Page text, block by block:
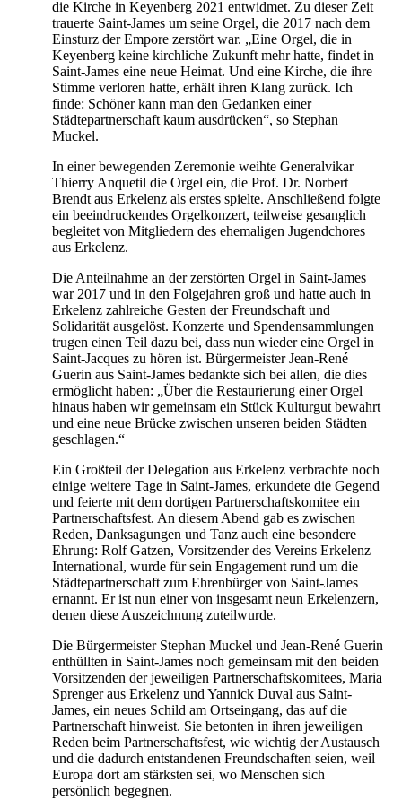
die Kirche in Keyenberg 2021 entwidmet. Zu dieser Zeit
trauerte Saint-James um seine Orgel, die 2017 nach dem
Einsturz der Empore zerstört war. „Eine Orgel, die in
Keyenberg keine kirchliche Zukunft mehr hatte, findet in
Saint-James eine neue Heimat. Und eine Kirche, die ihre
Stimme verloren hatte, erhält ihren Klang zurück. Ich
finde: Schöner kann man den Gedanken einer
Städtepartnerschaft kaum ausdrücken“, so Stephan
Muckel.
In einer bewegenden Zeremonie weihte Generalvikar
Thierry Anquetil die Orgel ein, die Prof. Dr. Norbert
Brendt aus Erkelenz als erstes spielte. Anschließend folgte
ein beeindruckendes Orgelkonzert, teilweise gesanglich
begleitet von Mitgliedern des ehemaligen Jugendchores
aus Erkelenz.
Die Anteilnahme an der zerstörten Orgel in Saint-James
war 2017 und in den Folgejahren groß und hatte auch in
Erkelenz zahlreiche Gesten der Freundschaft und
Solidarität ausgelöst. Konzerte und Spendensammlungen
trugen einen Teil dazu bei, dass nun wieder eine Orgel in
Saint-Jacques zu hören ist. Bürgermeister Jean-René
Guerin aus Saint-James bedankte sich bei allen, die dies
ermöglicht haben: „Über die Restaurierung einer Orgel
hinaus haben wir gemeinsam ein Stück Kulturgut bewahrt
und eine neue Brücke zwischen unseren beiden Städten
geschlagen.“
Ein Großteil der Delegation aus Erkelenz verbrachte noch
einige weitere Tage in Saint-James, erkundete die Gegend
und feierte mit dem dortigen Partnerschaftskomitee ein
Partnerschaftsfest. An diesem Abend gab es zwischen
Reden, Danksagungen und Tanz auch eine besondere
Ehrung: Rolf Gatzen, Vorsitzender des Vereins Erkelenz
International, wurde für sein Engagement rund um die
Städtepartnerschaft zum Ehrenbürger von Saint-James
ernannt. Er ist nun einer von insgesamt neun Erkelenzern,
denen diese Auszeichnung zuteilwurde.
Die Bürgermeister Stephan Muckel und Jean-René Guerin
enthüllten in Saint-James noch gemeinsam mit den beiden
Vorsitzenden der jeweiligen Partnerschaftskomitees, Maria
Sprenger aus Erkelenz und Yannick Duval aus Saint-
James, ein neues Schild am Ortseingang, das auf die
Partnerschaft hinweist. Sie betonten in ihren jeweiligen
Reden beim Partnerschaftsfest, wie wichtig der Austausch
und die dadurch entstandenen Freundschaften seien, weil
Europa dort am stärksten sei, wo Menschen sich
persönlich begegnen.